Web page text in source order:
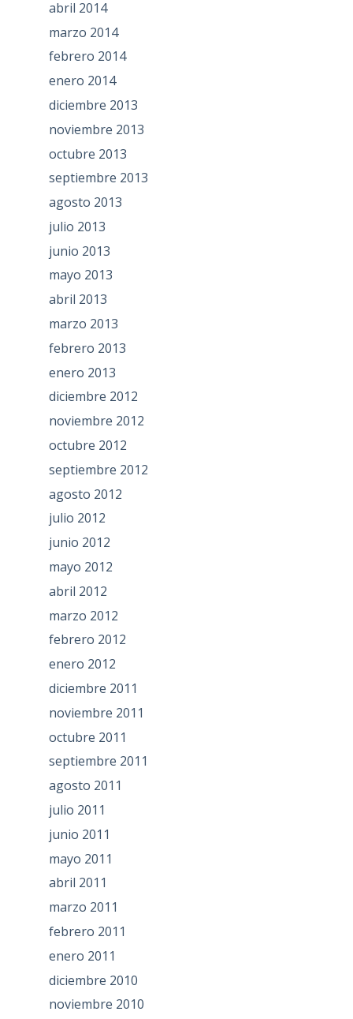
abril 2014
marzo 2014
febrero 2014
enero 2014
diciembre 2013
noviembre 2013
octubre 2013
septiembre 2013
agosto 2013
julio 2013
junio 2013
mayo 2013
abril 2013
marzo 2013
febrero 2013
enero 2013
diciembre 2012
noviembre 2012
octubre 2012
septiembre 2012
agosto 2012
julio 2012
junio 2012
mayo 2012
abril 2012
marzo 2012
febrero 2012
enero 2012
diciembre 2011
noviembre 2011
octubre 2011
septiembre 2011
agosto 2011
julio 2011
junio 2011
mayo 2011
abril 2011
marzo 2011
febrero 2011
enero 2011
diciembre 2010
noviembre 2010